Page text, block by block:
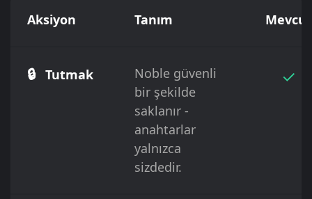
Aksiyon Tanım Mevcut
🔒 Tutmak
Noble güvenli
bir şekilde
saklanır -
anahtarlar
yalnızca
sizdedir.
✓